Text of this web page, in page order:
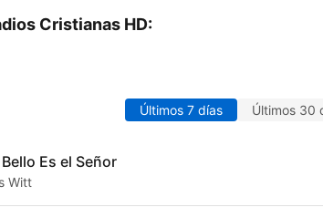
Cristianas HD:
Últimos 7 días Últimos 30
Es el Señor
Witt